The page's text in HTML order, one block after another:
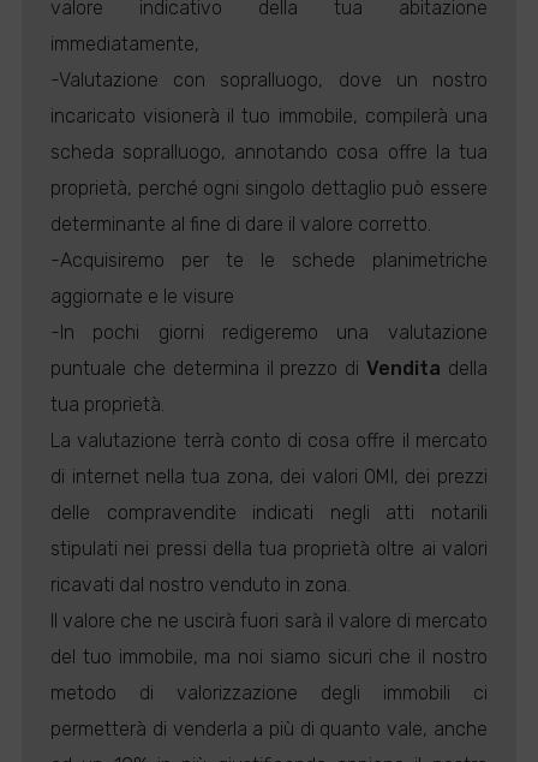
valore indicativo della tua abitazione
immediatamente,
-Valutazione con sopralluogo, dove un nostro
incaricato visionerà il tuo immobile, compilerà una
scheda sopralluogo, annotando cosa offre la tua
proprietà, perché ogni singolo dettaglio può essere
determinante al fine di dare il valore corretto.
-Acquisiremo per te le schede planimetriche
aggiornate e le visure
-In pochi giorni redigeremo una valutazione
puntuale che determina il prezzo diVendita della
tua proprietà.
La valutazione terrà conto di cosa offre il mercato
di internet nella tua zona, dei valori OMI, dei prezzi
delle compravendite indicati negli atti notarili
stipulati nei pressi della tua proprietà oltre ai valori
ricavati dal nostro venduto in zona.
Il valore che ne uscirà fuori sarà il valore di mercato
del tuo immobile, ma noi siamo sicuri che il nostro
metodo di valorizzazione degli immobili ci
permetterà di venderla a più di quanto vale, anche